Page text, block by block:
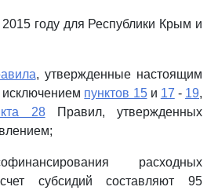
2015 году для Республики Крым и
, утвержденные настоящим
исключением пунктов 15и 17 - 19,
28Правил, утвержденных
расходных
субсидий составляют 95